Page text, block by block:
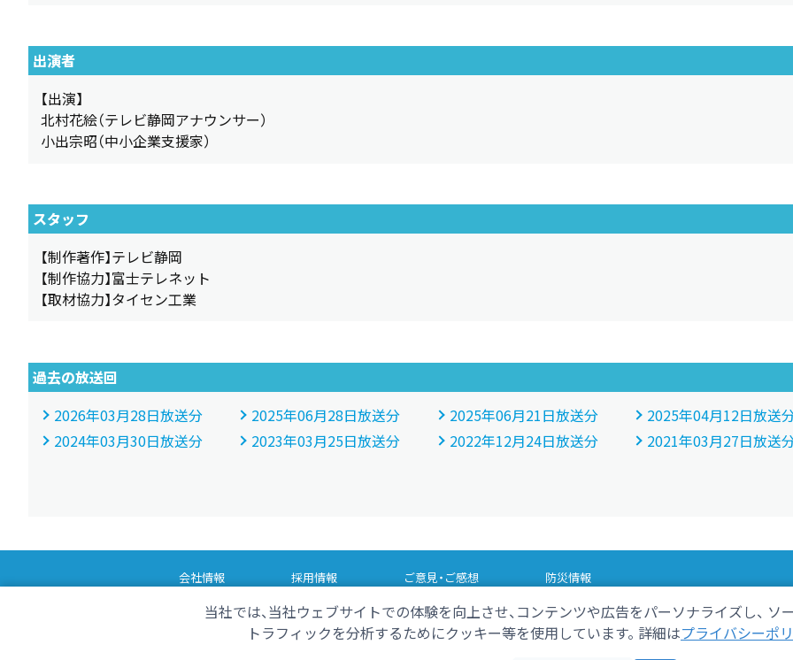
当社では、当社ウェブサイトでの体験を向上させ、コンテンツや広告をパーソナライズし、 ソ
トラフィックを分析するためにクッキー等を使用しています。 詳細はプライバシーポ
出演者
【出演】
北村花絵（テレビ静岡アナウンサー）
小出宗昭（中小企業支援家）
スタッフ
【制作著作】テレビ静岡
【制作協力】富士テレネット
【取材協力】タイセン工業
過去の放送回
2026年03月28日放送分
2025年06月28日放送分 2025年06月21日放送分
2025年04月12日放送
2024年03月30日放送分
2023年03月25日放送分 2022年12月24日放送分 2021年03月27日放送
会社情報 採用情報 ご意見・ご感想
防災情報
番組情報
ただいま！テレビ くさデカ
テレビ寺子屋
おは・スポ！サンデー
チョッと！いいタイム しずおかバカ売れの法則